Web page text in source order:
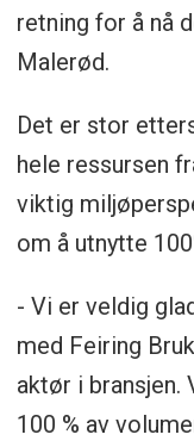
retning for å nå
Malerød.
Det er stor
hele ressursen
viktig
om å utnytte
- Vi er veldig
med Feiring
aktør i bransjen.
100 % av